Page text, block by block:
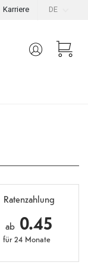
DE
Karriere
Ratenzahlung
ab 0.45
für24 Monate